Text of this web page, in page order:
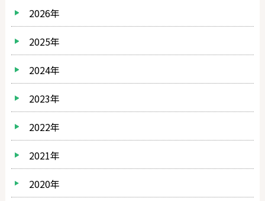
2026年
2025年
2024年
2023年
2022年
2021年
2020年